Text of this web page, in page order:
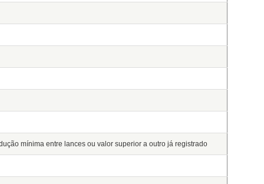
mínima entre lances ou valor superior a outro já registrado